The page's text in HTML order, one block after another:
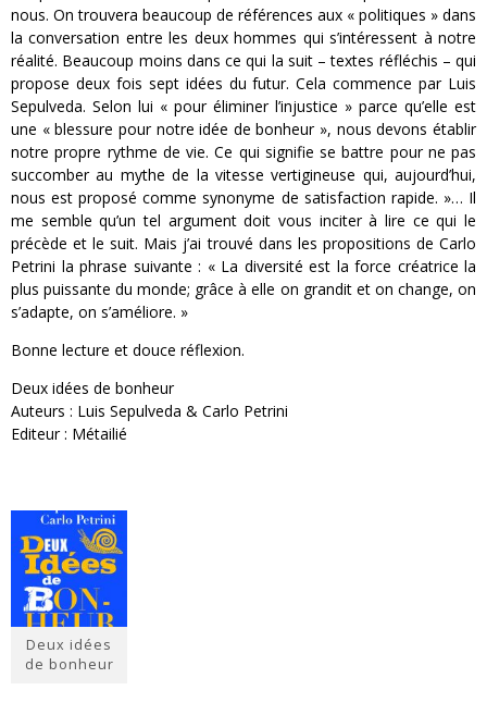
nous. On trouvera beaucoup de références aux « politiques » dans
la conversation entre les deux hommes qui s’intéressent à notre
réalité. Beaucoup moins dans ce qui la suit – textes réfléchis – qui
propose deux fois sept idées du futur. Cela commence par Luis
Sepulveda. Selon lui « pour éliminer l’injustice » parce qu’elle est
une « blessure pour notre idée de bonheur », nous devons établir
notre propre rythme de vie. Ce qui signifie se battre pour ne pas
succomber au mythe de la vitesse vertigineuse qui, aujourd’hui,
nous est proposé comme synonyme de satisfaction rapide. »… Il
me semble qu’un tel argument doit vous inciter à lire ce qui le
précède et le suit. Mais j’ai trouvé dans les propositions de Carlo
Petrini la phrase suivante : « La diversité est la force créatrice la
plus puissante du monde; grâce à elle on grandit et on change, on
s’adapte, on s’améliore. »
Bonne lecture et douce réflexion.
Deux idées de bonheur
Auteurs : Luis Sepulveda & Carlo Petrini
Editeur : Métailié
Deux idées
de bonheur